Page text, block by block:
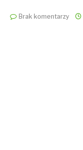
Brak komentarzy